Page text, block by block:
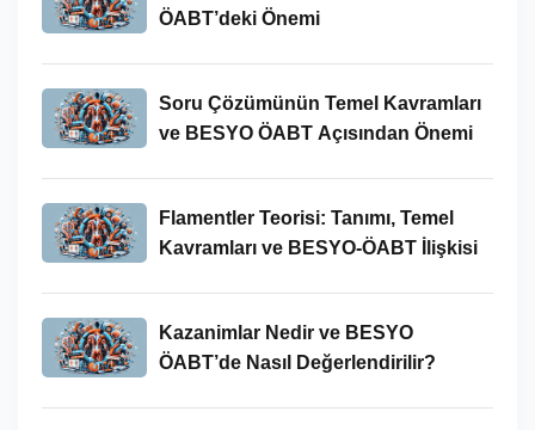
ÖABT’deki Önemi
Soru Çözümünün Temel Kavramları
ve BESYO ÖABT Açısından Önemi
Flamentler Teorisi: Tanımı, Temel
Kavramları ve BESYO-ÖABT İlişkisi
Kazanimlar Nedir ve BESYO
ÖABT’de Nasıl Değerlendirilir?